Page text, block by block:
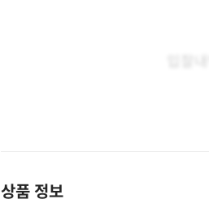
상품 정보